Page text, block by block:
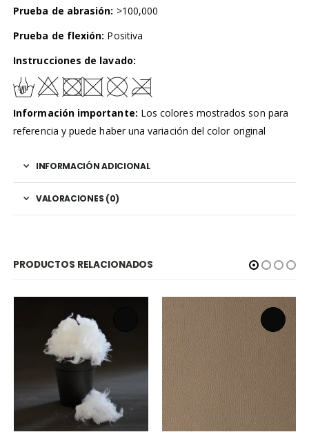
Prueba de abrasión: >100,000
Prueba de flexión: Positiva
Instrucciones de lavado:
Información importante: Los colores mostrados son para
referencia y puede haber una variación del color original
INFORMACIÓN ADICIONAL
VALORACIONES (0)
PRODUCTOS RELACIONADOS